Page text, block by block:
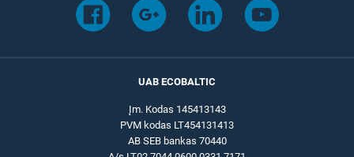
UAB ECOBALTIC
Įm. Kodas 145413143
PVM kodas LT454131413
AB SEB bankas 70440